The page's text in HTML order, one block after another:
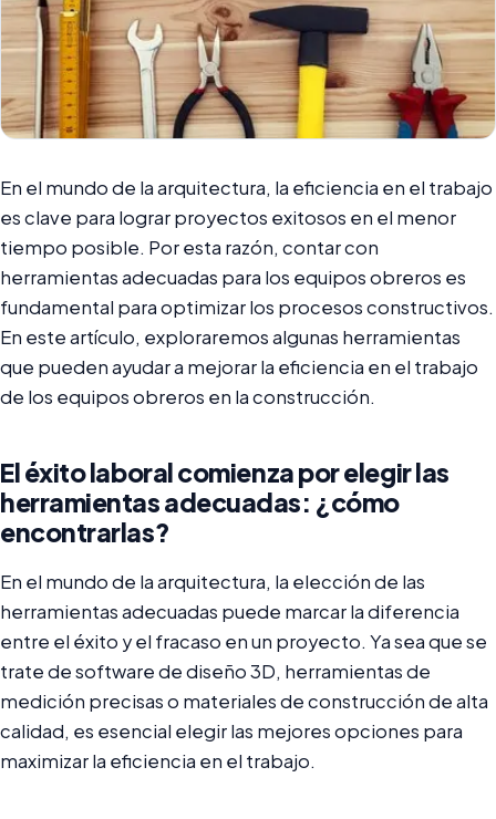
En el mundo de la arquitectura, la eficiencia en el trabajo
es clave para lograr proyectos exitosos en el menor
tiempo posible. Por esta razón, contar con
herramientas adecuadas para los equipos obreros es
fundamental para optimizar los procesos constructivos.
En este artículo, exploraremos algunas herramientas
que pueden ayudar a mejorar la eficiencia en el trabajo
de los equipos obreros en la construcción.
El éxito laboral comienza por elegir las
herramientas adecuadas: ¿cómo
encontrarlas?
En el mundo de la arquitectura, la elección de las
herramientas adecuadas puede marcar la diferencia
entre el éxito y el fracaso en un proyecto. Ya sea que se
trate de software de diseño 3D, herramientas de
medición precisas o materiales de construcción de alta
calidad, es esencial elegir las mejores opciones para
maximizar la eficiencia en el trabajo.